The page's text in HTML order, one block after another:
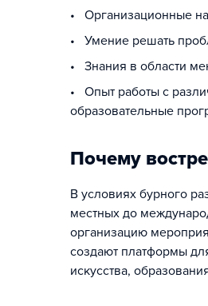
• Организационные
• Умение решать
• Знания в области
• Опыт работы с
образовательные
Почему
В условиях бурного
местных до
организацию
создают платформы
искусства,